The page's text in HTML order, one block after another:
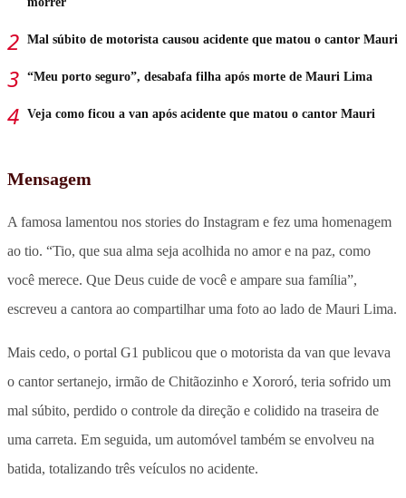
Mal súbito de motorista causou acidente que matou o cantor Mauri
“Meu porto seguro”, desabafa filha após morte de Mauri Lima
Veja como ficou a van após acidente que matou o cantor Mauri
Mensagem
A famosa lamentou nos stories do Instagram e fez uma homenagem
ao tio. “Tio, que sua alma seja acolhida no amor e na paz, como
você merece. Que Deus cuide de você e ampare sua família”,
escreveu a cantora ao compartilhar uma foto ao lado de Mauri Lima.
Mais cedo, o portal G1 publicou que o motorista da van que levava
o cantor sertanejo, irmão de Chitãozinho e Xororó, teria sofrido um
mal súbito, perdido o controle da direção e colidido na traseira de
uma carreta. Em seguida, um automóvel também se envolveu na
batida, totalizando três veículos no acidente.